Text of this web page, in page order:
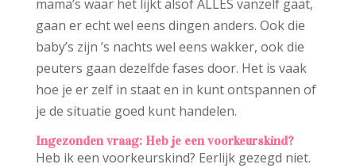
mama’s waar het lijkt alsof ALLES vanzelf gaat,
gaan er echt wel eens dingen anders. Ook die
baby’s zijn ’s nachts wel eens wakker, ook die
peuters gaan dezelfde fases door. Het is vaak
hoe je er zelf in staat en in kunt ontspannen of
je de situatie goed kunt handelen.
Ingezonden vraag: Heb je een voorkeurskind?
Heb ik een voorkeurskind? Eerlijk gezegd niet.